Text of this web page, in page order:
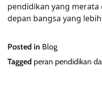
pendidikan yang
depan bangsa yang
Posted in Blog
Tagged peran pendidikan